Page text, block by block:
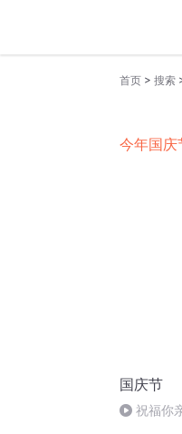
首页 > 搜索
今年国庆
国庆节
祝福你